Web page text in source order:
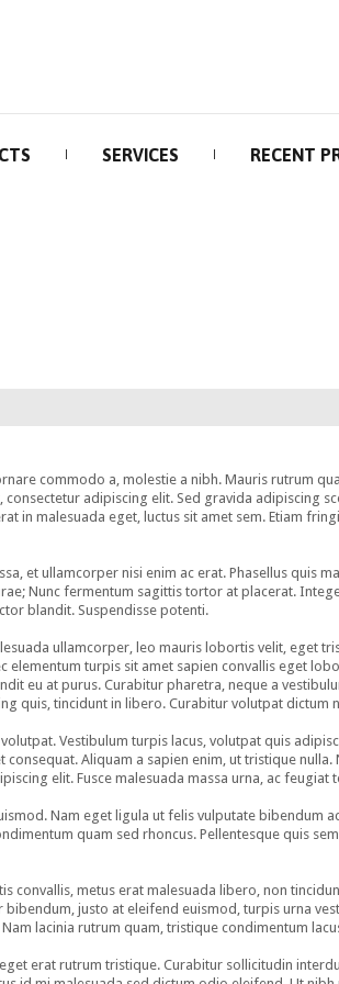
SERVICES RECENT
commodo a, molestie a nibh. Mauris rutrum
adipiscing elit. Sed gravida adipiscing
in malesuada eget, luctus sit amet sem. Etiam
et ullamcorper nisi enim ac erat. Phasellus
Nunc fermentum sagittis tortor at placerat.
blandit. Suspendisse potenti.
ullamcorper, leo mauris lobortis velit, eget
turpis sit amet sapien convallis eget
eu at purus. Curabitur pharetra, neque a
quis, tincidunt in libero. Curabitur volutpat dictum
Vestibulum turpis lacus, volutpat quis
Aliquam a sapien enim, ut tristique
elit. Fusce malesuada massa urna, ac feugiat
Nam eget ligula ut felis vulputate bibendum
quam sed rhoncus. Pellentesque quis
convallis, metus erat malesuada libero, non
justo at eleifend euismod, turpis urna
lacinia rutrum quam, tristique condimentum
erat rutrum tristique. Curabitur sollicitudin